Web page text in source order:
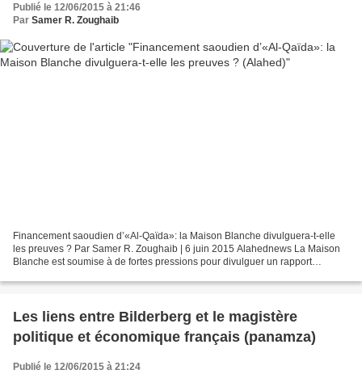
Publié le 12/06/2015 à 21:46
Par Samer R. Zoughaib
Financement saoudien d’«Al-Qaïda»: la Maison Blanche divulguera-t-elle
les preuves ? Par Samer R. Zoughaib | 6 juin 2015 Alahednews La Maison
Blanche est soumise à de fortes pressions pour divulguer un rapport
Les liens entre Bilderberg et le magistère
politique et économique français (panamza)
Publié le 12/06/2015 à 21:24